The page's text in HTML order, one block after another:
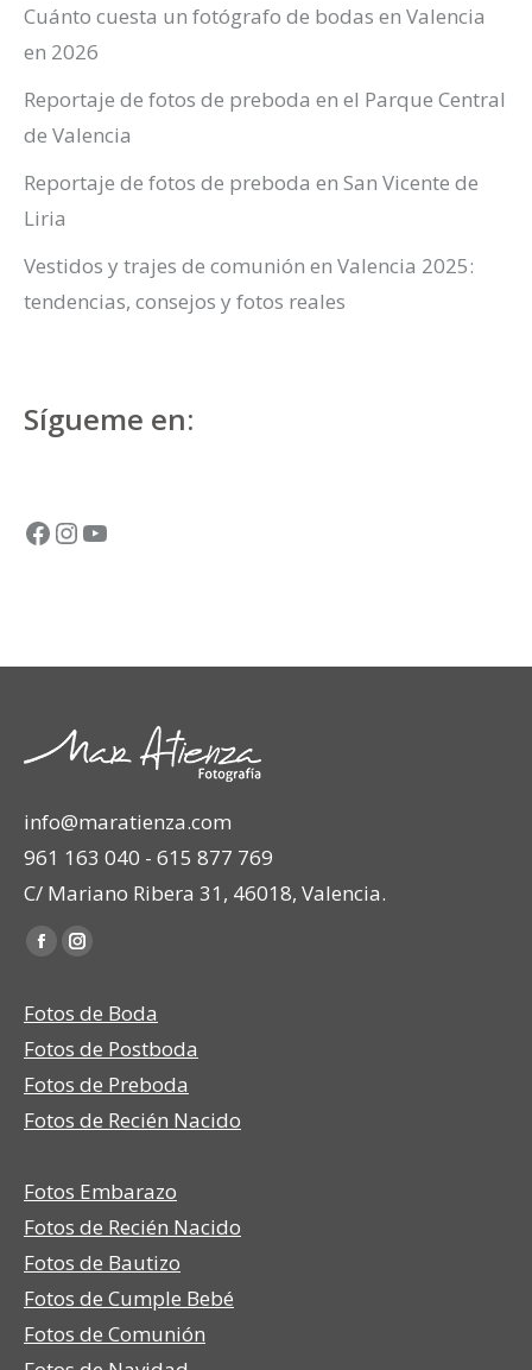
Cuánto cuesta un fotógrafo de bodas en Valencia
en 2026
Reportaje de fotos de preboda en el Parque Central
de Valencia
Reportaje de fotos de preboda en San Vicente de
Liria
Vestidos y trajes de comunión en Valencia 2025:
tendencias, consejos y fotos reales
Sígueme en:
Facebook
Instagram
YouTube
info@maratienza.com
961 163 040 - 615 877 769
C/ Mariano Ribera 31, 46018, Valencia.
Encuéntranos en:
Facebook
opens
in
new
window
Instagram
opens
in
new
window
Fotos de Boda
Fotos de Postboda
Fotos de Preboda
Fotos de Recién Nacido
Fotos Embarazo
Fotos de Recién Nacido
Fotos de Bautizo
Fotos de Cumple Bebé
Fotos de Comunión